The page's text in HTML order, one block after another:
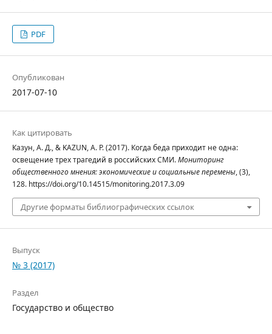
PDF
Опубликован
2017-07-10
Как цитировать
Казун, А. Д., & KAZUN, A. P. (2017). Когда беда приходит не одна:
освещение трех трагедий в российских СМИ.Мониторинг
общественного мнения: экономические и социальные перемены, (3),
128. https://doi.org/10.14515/monitoring.2017.3.09
Другие форматы библиографических ссылок
Выпуск
№ 3 (2017)
Раздел
Государство и общество